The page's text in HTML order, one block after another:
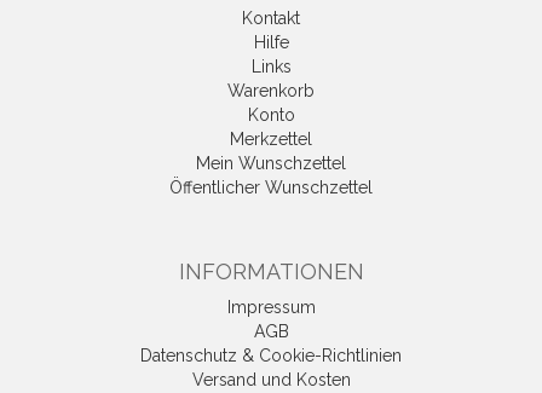
Kontakt
Hilfe
Links
Warenkorb
Konto
Merkzettel
Mein Wunschzettel
Öffentlicher Wunschzettel
INFORMATIONEN
Impressum
AGB
Datenschutz & Cookie-Richtlinien
Versand und Kosten